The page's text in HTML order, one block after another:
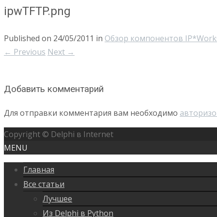
ipwTFTP.png
Published on 24/05/2011 in Обзор компонентов
← Previous Next →
Добавить комментарий
Для отправки комментария вам необходимо
Copyright © Delphi в Internet
MENU
Главная
Все статьи
Лучшее
Из Delphi в Python